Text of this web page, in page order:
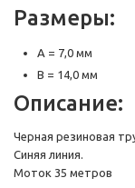
Размеры:
A = 7,0 мм
B = 14,0 мм
Описание:
Черная резиновая
Синяя линия.
Моток 35 метров